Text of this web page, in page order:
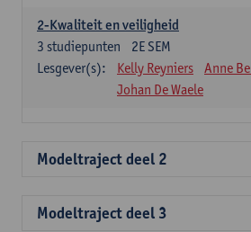
2-Kwaliteit en veiligheid
2E SEM
3 studiepunten
Lesgever(s):
Kelly Reyniers
Anne
Johan De Waele
Modeltraject deel 2
Modeltraject deel 3